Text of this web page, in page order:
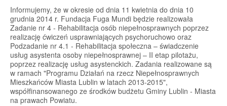
Informujemy, że w okresie od dnia 11 kwietnia do dnia 10
grudnia 2014 r. Fundacja Fuga Mundi będzie realizowała
Zadanie nr 4 - Rehabilitacja osób niepełnosprawnych poprzez
realizację ćwiczeń usprawniających psychoruchowo oraz
Podzadanie nr 4.1 - Rehabilitacja społeczna – świadczenie
usług asystenta osoby niepełnosprawnej – II etap pilotażu,
poprzez realizację usług asystenckich. Zadania realizowane są
w ramach "Programu Działań na rzecz Niepełnosprawnych
Mieszkańców Miasta Lublin w latach 2013-2015",
współfinansowanego ze środków budżetu Gminy Lublin - Miasta
na prawach Powiatu.